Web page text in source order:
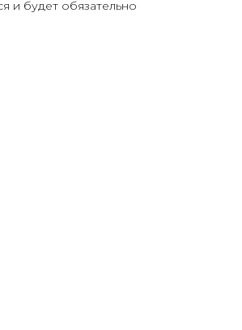
и будет обязательно